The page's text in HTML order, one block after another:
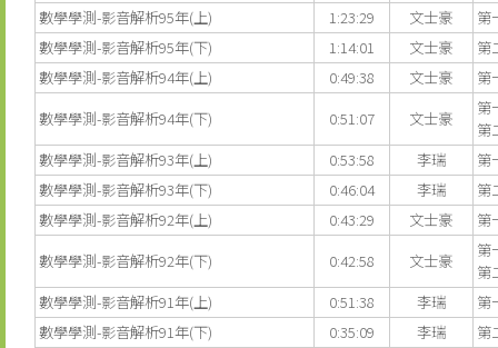
數學學測-影音解析95年(上)
1:23:29 文士豪
第
數學學測-影音解析95年(下)
1:14:01 文士豪
第
數學學測-影音解析94年(上)
0:49:38 文士豪
第
數學學測-影音解析94年(下)
0:51:07 文士豪
第
第
數學學測-影音解析93年(上)
0:53:58 李瑞
第
數學學測-影音解析93年(下)
0:46:04 李瑞
第
數學學測-影音解析92年(上)
0:43:29 文士豪
第
數學學測-影音解析92年(下)
0:42:58 文士豪
第
第
數學學測-影音解析91年(上)
0:51:38 李瑞
第
數學學測-影音解析91年(下)
0:35:09 李瑞 第